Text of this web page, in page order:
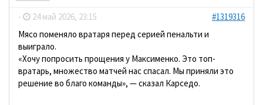
- 24 май 2026, 23:15
#1319316
Мясо поменяло вратаря перед серией пенальти и
выиграло.
«Хочу попросить прощения у Максименко. Это топ-
вратарь, множество матчей нас спасал. Мы приняли это
решение во благо команды», — сказал Карседо.